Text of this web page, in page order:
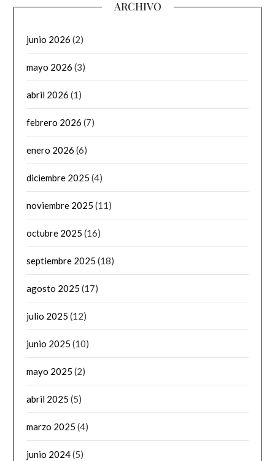
ARCHIVO
junio 2026 (2)
mayo 2026 (3)
abril 2026 (1)
febrero 2026 (7)
enero 2026 (6)
diciembre 2025 (4)
noviembre 2025 (11)
octubre 2025 (16)
septiembre 2025 (18)
agosto 2025 (17)
julio 2025 (12)
junio 2025 (10)
mayo 2025 (2)
abril 2025 (5)
marzo 2025 (4)
junio 2024(5)